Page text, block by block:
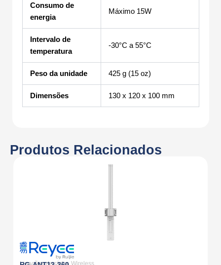
Consumo de
energia
Máximo 15W
Intervalo de
temperatura
-30°C a 55°C
Peso da unidade 425 g (15 oz)
Dimensões 130 x 120 x 100 mm
Produtos Relacionados